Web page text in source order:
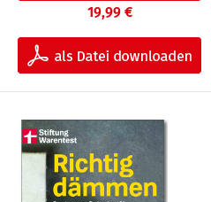
19,99 €